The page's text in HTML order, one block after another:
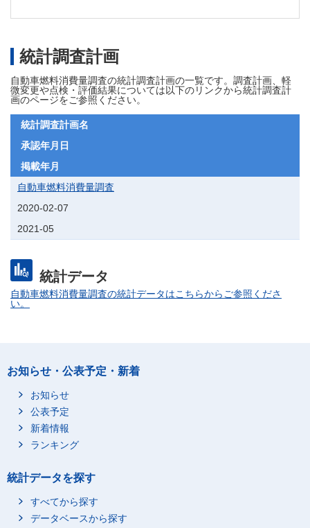
統計調査計画
自動車燃料消費量調査の統計調査計画の一覧です。調査計画、軽
微変更や点検・評価結果については以下のリンクから統計調査計
画のページをご参照ください。
統計調査計画名
承認年月日
掲載年月
自動車燃料消費量調査
2020-02-07
2021-05
統計データ
自動車燃料消費量調査の統計データはこちらからご参照くださ
い。
お知らせ・公表予定・新着
お知らせ
公表予定
新着情報
ランキング
統計データを探す
すべてから探す
データベースから探す